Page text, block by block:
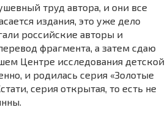
труд автора, и они все
издания, это уже дело
российские авторы и
фрагмента, а затем сдаю
Центре исследования детской
и родилась серия «Золотые
серия открытая, то есть не